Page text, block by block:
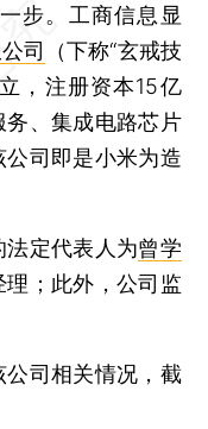
步。工商信息显
司
（下称“玄戒技
，注册资本15亿
、集成电路芯片
司即是小米为造
定代表人为曾学
理；此外，公司监
司相关情况，截